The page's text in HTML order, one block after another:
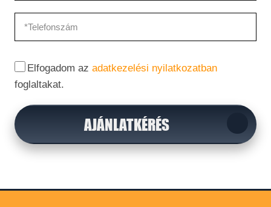
Elfogadom az adatkezelési nyilatkozatban
foglaltakat.
AJÁNLATKÉRÉS